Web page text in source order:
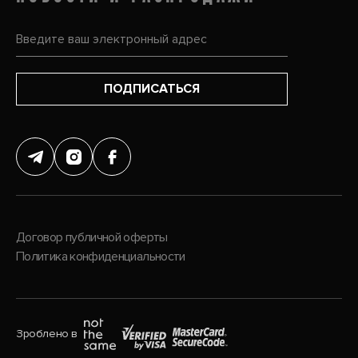
ПОДПИСАТЬСЯ
Договор публичной оферты
Политика конфиденциальности
Зроблено в